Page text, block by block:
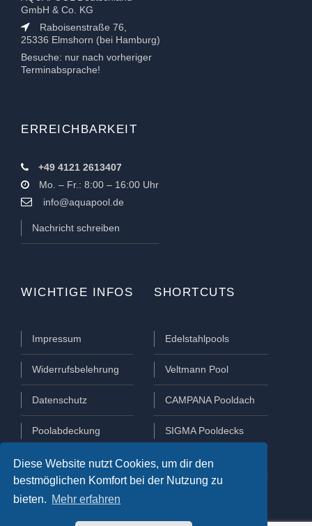
Diese Website nutzt Cookies, um dir den
bestmöglichen Komfort bei der Nutzung zu
bieten. Mehr erfahren
GmbH & Co. KG
Raboisenstraße 76,
25336 Elmshorn (bei Hamburg)
Besuche: nur nach vorheriger
Terminabsprache!
ERREICHBARKEIT
+49 4121 2613407
Mo. – Fr.: 8:00 – 16:00 Uhr
info@aquapool.de
Nachricht schreiben
WICHTIGE INFOS
Impressum
Widerrufsbelehrung
Datenschutz
Poolabdeckung
Poolüberdachung
SHORTCUTS
Edelstahlpools
Veltmann Pool
CAMPANA Pooldach
SIGMA Pooldecks
Lamellen Abdeckungen